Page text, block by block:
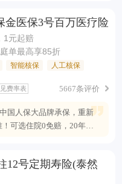
金医保3号百万医疗险
1元起赔
单最高享85折
智能核保 人工核保
费率表 5667条评价
国人保大品牌承保，重新
可选住院0免赔，20年安
12号定期寿险(泰然